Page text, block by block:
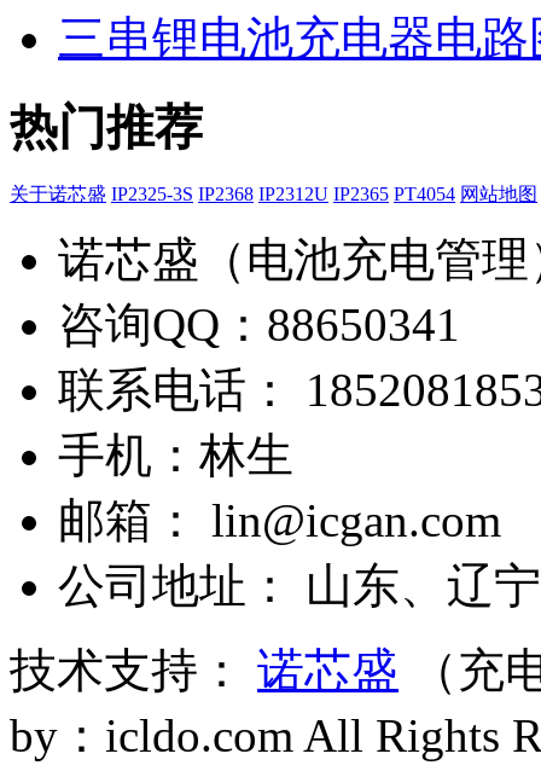
三串锂电池充电器电
热门推荐
关于诺芯盛 IP2325-3S IP2368 IP2312U IP2365 PT4054 网站地图
诺芯盛（电池充电管理
咨询QQ：88650341
联系电话：
手机：林生
邮箱： lin@icgan.com
公司地址： 山东、辽宁
技术支持： 诺芯盛 （充
by：icldo.com All Rights